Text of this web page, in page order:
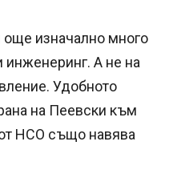
още изначално много
инженеринг. А не на
Удобното
на Пеевски към
НСО също навява